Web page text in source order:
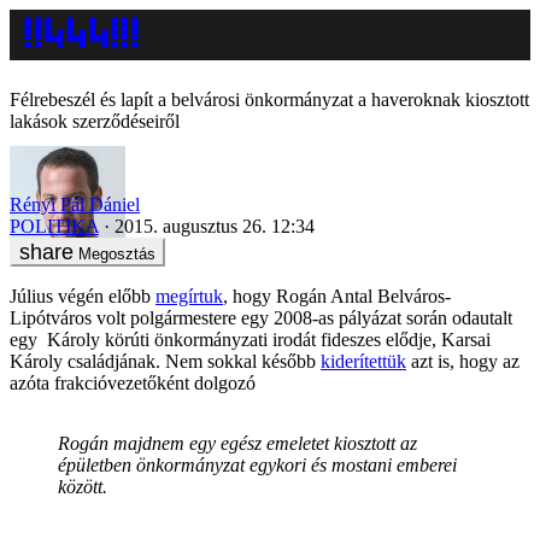
Félrebeszél és lapít a belvárosi önkormányzat a haveroknak kiosztott
lakások szerződéseiről
Rényi Pál Dániel
POLITIKA
2015. augusztus 26. 12:34
Megosztás
Július végén előbb megírtuk, hogy Rogán Antal Belváros-
Lipótváros volt polgármestere egy 2008-as pályázat során odautalt
egy Károly körúti önkormányzati irodát fideszes elődje, Karsai
Károly családjának. Nem sokkal később kiderítettük azt is, hogy az
azóta frakcióvezetőként dolgozó
Rogán majdnem egy egész emeletet kiosztott az
épületben önkormányzat egykori és mostani emberei
között.